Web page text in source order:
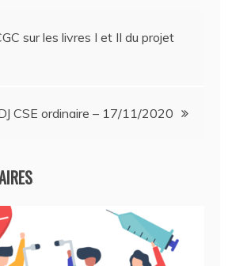
sur les livres I et II du projet
CSE ordinaire – 17/11/2020